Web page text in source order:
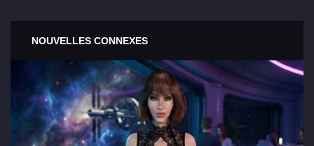
NOUVELLES CONNEXES